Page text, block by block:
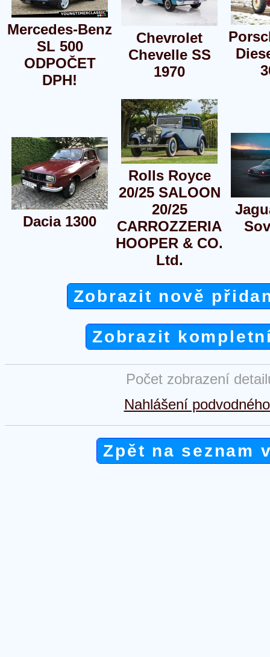
Mercedes-Benz
SL 500
ODPOČET
DPH!
Chevrolet
Chevelle SS
1970
Dacia 1300
Rolls Royce
20/25 SALOON
20/25
CARROZZERIA
HOOPER & CO.
Ltd.
Zobrazit nově
Zobrazit
Počet zobrazení
Nahlášení
Zpět na seznam